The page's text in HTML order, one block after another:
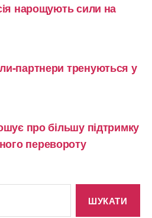
нарощують сили на
партнери тренуються у
про більшу підтримку
перевороту